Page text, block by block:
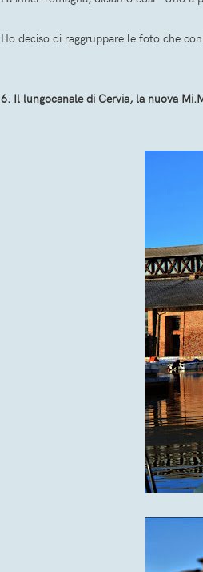
Ho deciso di raggruppare le foto che
6. Il lungocanale di Cervia, la nuova